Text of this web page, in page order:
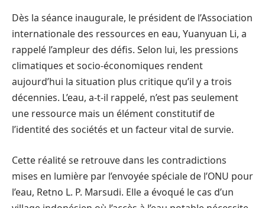
Dès la séance inaugurale, le président de l’Association
internationale des ressources en eau, Yuanyuan Li, a
rappelé l’ampleur des défis. Selon lui, les pressions
climatiques et socio-économiques rendent
aujourd’hui la situation plus critique qu’il y a trois
décennies. L’eau, a-t-il rappelé, n’est pas seulement
une ressource mais un élément constitutif de
l’identité des sociétés et un facteur vital de survie.
Cette réalité se retrouve dans les contradictions
mises en lumière par l’envoyée spéciale de l’ONU pour
l’eau, Retno L. P. Marsudi. Elle a évoqué le cas d’un